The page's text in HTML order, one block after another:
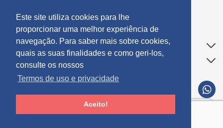
Este site utiliza cookies para lhe
proporcionar uma melhor experiência de
navegação. Para saber mais sobre cookies,
quais as suas finalidades e como geri-los,
consulte os nossos
Termos de uso e privacidade
Aceito!
Apoio ao Cliente
Informações
SUBCREVER NEWSLETTER